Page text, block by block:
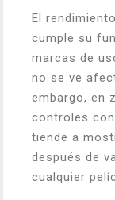
El
cumple su
marcas de
no se ve
embargo, en
controles
tiende a
después de
cualquier